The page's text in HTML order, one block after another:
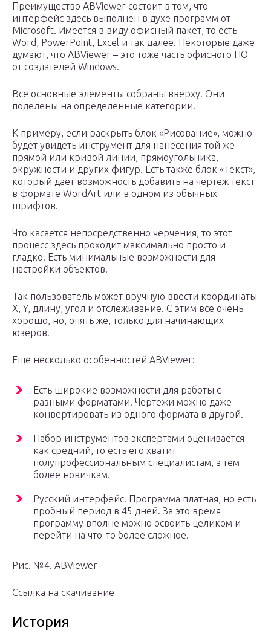
Преимущество ABViewer состоит в том, что
интерфейс здесь выполнен в духе программ от
Microsoft. Имеется в виду офисный пакет, то есть
Word, PowerPoint, Excel и так далее. Некоторые даже
думают, что ABViewer – это тоже часть офисного ПО
от создателей Windows.
Все основные элементы собраны вверху. Они
поделены на определенные категории.
К примеру, если раскрыть блок «Рисование», можно
будет увидеть инструмент для нанесения той же
прямой или кривой линии, прямоугольника,
окружности и других фигур. Есть также блок «Текст»,
который дает возможность добавить на чертеж текст
в формате WordArt или в одном из обычных
шрифтов.
Что касается непосредственно черчения, то этот
процесс здесь проходит максимально просто и
гладко. Есть минимальные возможности для
настройки объектов.
Так пользователь может вручную ввести координаты
X, Y, длину, угол и отслеживание. С этим все очень
хорошо, но, опять же, только для начинающих
юзеров.
Еще несколько особенностей ABViewer:
Есть широкие возможности для работы с
разными форматами. Чертежи можно даже
конвертировать из одного формата в другой.
Набор инструментов экспертами оценивается
как средний, то есть его хватит
полупрофессиональным специалистам, а тем
более новичкам.
Русский интерфейс. Программа платная, но есть
пробный период в 45 дней. За это время
программу вполне можно освоить целиком и
перейти на что-то более сложное.
Рис. №4. ABViewer
Ссылка на скачивание
История